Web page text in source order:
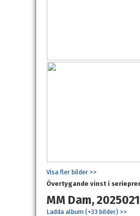
Visa fler bilder >>
Övertygande vinst i
MM Dam,
Ladda album (+33 bilder) >>